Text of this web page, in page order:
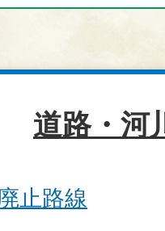
道路・河
止路線